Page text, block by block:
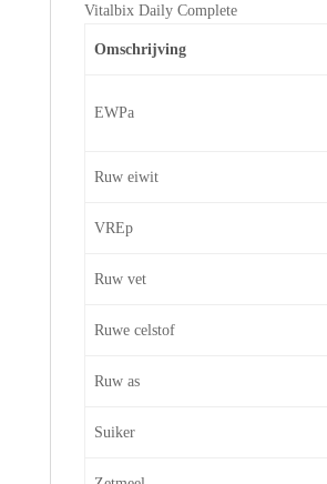
Vitalbix Daily Complete
Omschrijving
EWPa
Ruw eiwit
VREp
Ruw vet
Ruwe celstof
Ruw as
Suiker